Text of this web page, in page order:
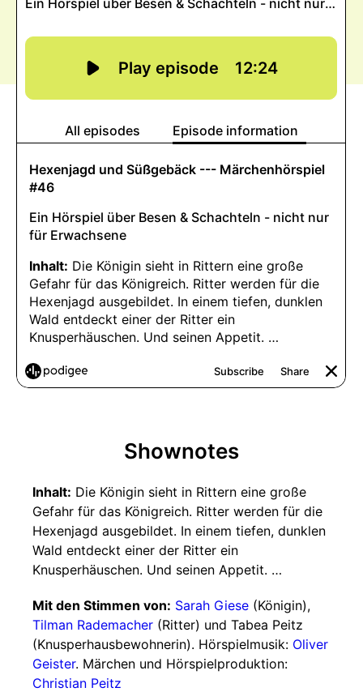
Shownotes
Inhalt: Die Königin sieht in Rittern eine große
Gefahr für das Königreich. Ritter werden für die
Hexenjagd ausgebildet. In einem tiefen, dunklen
Wald entdeckt einer der Ritter ein
Knusperhäuschen. Und seinen Appetit. …
Mit den Stimmen von: Sarah Giese (Königin),
Tilman Rademacher (Ritter) und Tabea Peitz
(Knusperhausbewohnerin). Hörspielmusik: Oliver
Geister. Märchen und Hörspielproduktion:
Christian Peitz